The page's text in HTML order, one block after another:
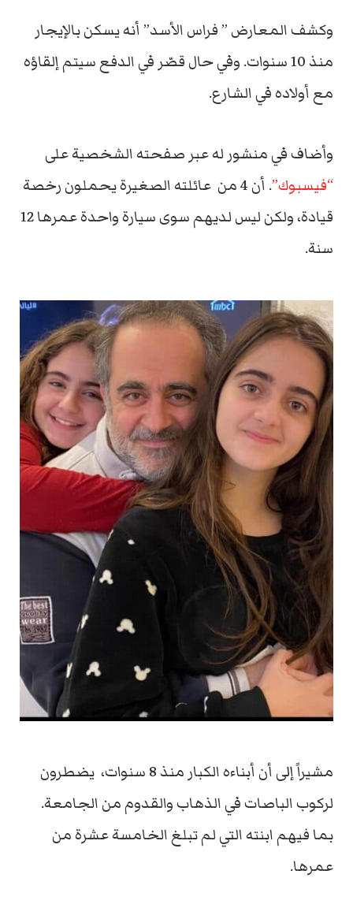
وكشف المعارض ” فراس الأسد” أنه يسكن بالإيجار
منذ 10 سنوات. وفي حال قصّر في الدفع سيتم إلقاؤه
مع أولاده في الشارع.
وأضاف في منشور له عبر صفحته الشخصية على
“فيسبوك”
. أن 4 من عائلته الصغيرة يحملون رخصة
قيادة، ولكن ليس لديهم سوى سيارة واحدة عمرها 12
سنة.
مشيراً إلى أن أبناءه الكبار منذ 8 سنوات، يضطرون
لركوب الباصات في الذهاب والقدوم من الجامعة.
بما فيهم ابنته التي لم تبلغ الخامسة عشرة من
عمرها.